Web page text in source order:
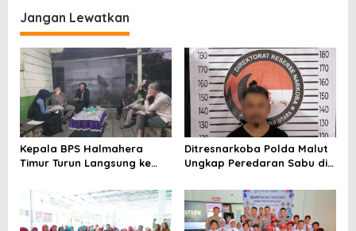
g
a
s
i
p
o
s
Jangan Lewatkan
Kepala BPS Halmahera
Timur Turun Langsung ke
Pendataan Sensus Ekonomi
2026
Ditresnarkoba Polda Malut
Ungkap Peredaran Sabu di
Pengedar Diamankan